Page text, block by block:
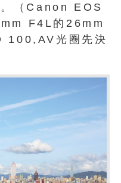
（Canon EOS
F4L的26mm
光圈先決